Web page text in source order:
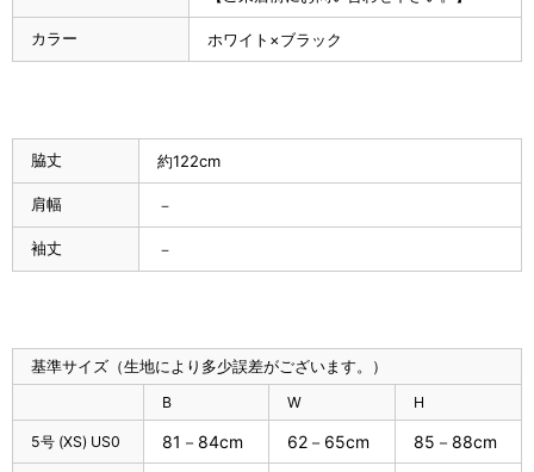
カラー ホワイト×ブラック
脇丈 約122cm
肩幅 －
袖丈 －
基準サイズ（生地により多少誤差がございます。）
B W H
5号 (XS) US0 81－84cm 62－65cm 85－88cm